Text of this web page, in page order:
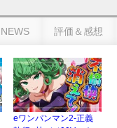
れる演出に感動 etc…
1万円-3万円/1回」「遊技
ぱちんこパチスロ関連【4
評価＆感想
eワンパンマン2-正義